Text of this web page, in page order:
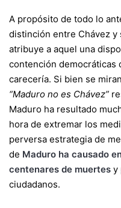
A propósito de todo lo
distinción entre Chávez y
atribuye a aquel una
contención democráticas
carecería. Si bien se
“Maduro no es Chávez”
Maduro ha resultado
hora de extremar los
perversa estrategia de
de Maduro ha causado
centenares de muertes y
ciudadanos.